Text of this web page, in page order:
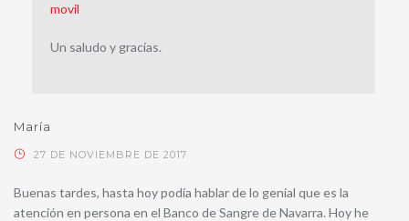
movil
Un saludo y gracias.
María
27 DE NOVIEMBRE DE 2017
Buenas tardes, hasta hoy podía hablar de lo genial que es la
atención en persona en el Banco de Sangre de Navarra. Hoy he